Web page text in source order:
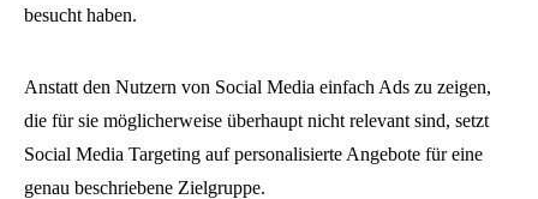
besucht haben.
Anstatt den Nutzern von Social Media einfach Ads zu zeigen,
die für sie möglicherweise überhaupt nicht relevant sind, setzt
Social Media Targeting auf personalisierte Angebote für eine
genau beschriebene Zielgruppe.